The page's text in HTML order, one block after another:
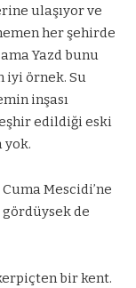
ulaşıyor ve
her şehirde
Yazd bunu
iyi örnek. Su
inşası
edildiği eski
yok.
Mescidi’ne
de
bir kent.